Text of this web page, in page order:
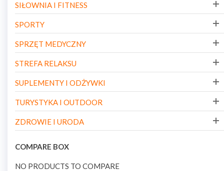
SIŁOWNIA I FITNESS
SPORTY
SPRZĘT MEDYCZNY
STREFA RELAKSU
SUPLEMENTY I ODŻYWKI
TURYSTYKA I OUTDOOR
ZDROWIE I URODA
COMPARE BOX
NO PRODUCTS TO COMPARE